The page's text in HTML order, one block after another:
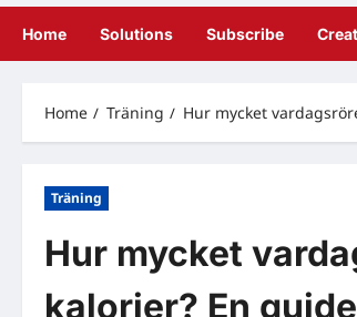
Home Solutions Subscribe
Home Träning Hur mycket
Träning
Hur mycket
kalorier? En